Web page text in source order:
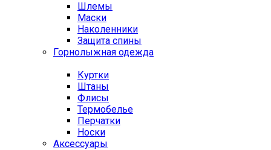
Шлемы
Маски
Наколенники
Защита спины
Горнолыжная одежда
Куртки
Штаны
Флисы
Термобелье
Перчатки
Носки
Аксессуары